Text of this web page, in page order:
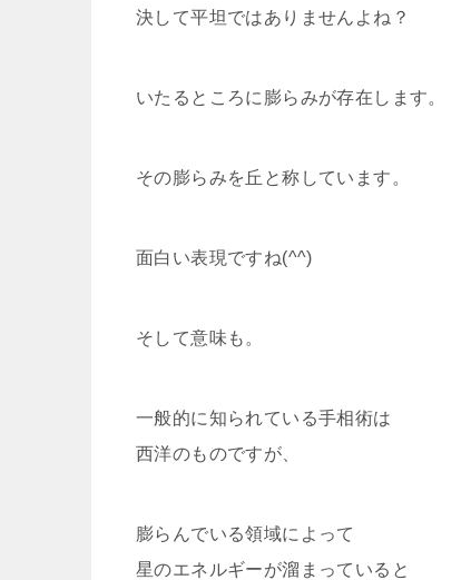
決して平坦ではありませんよね？
いたるところに膨らみが存在します。
その膨らみを丘と称しています。
面白い表現ですね(^^)
そして意味も。
一般的に知られている手相術は
西洋のものですが、
膨らんでいる領域によって
星のエネルギーが溜まっていると